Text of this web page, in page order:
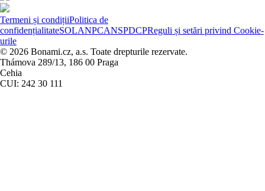
Termeni și condițiiPolitica de
confidențialitateSOLANPCANSPDCPReguli și setări privind Cookie-
urile
© 2026 Bonami.cz, a.s. Toate drepturile rezervate.
Thámova 289/13, 186 00 Praga
Cehia
CUI: 242 30 111